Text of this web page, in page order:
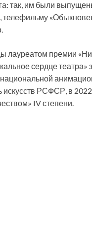
так, им были
лауреатом премии
сердце
искусств РСФСР, в
IV степени.